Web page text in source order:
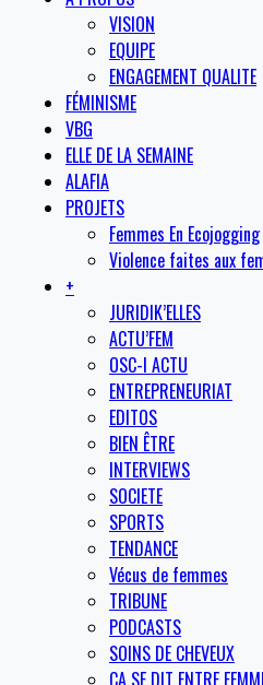
VISION
EQUIPE
ENGAGEMENT QUALITE
FÉMINISME
VBG
ELLE DE LA SEMAINE
ALAFIA
PROJETS
Femmes En Ecojogging
Violence faites aux
+
JURIDIK’ELLES
ACTU’FEM
OSC-I ACTU
ENTREPRENEURIAT
EDITOS
BIEN ÊTRE
INTERVIEWS
SOCIETE
SPORTS
TENDANCE
Vécus de femmes
TRIBUNE
PODCASTS
SOINS DE CHEVEUX